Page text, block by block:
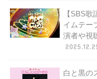
【SBS
イムテー
演者や視
白と黒の